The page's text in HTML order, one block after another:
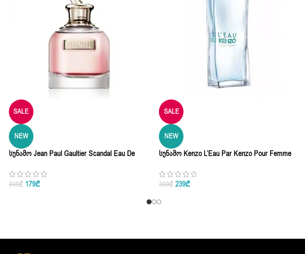
SALE
NEW
Სუნამო Jean Paul Gaultier Scandal Eau De
300₾ 179₾
SALE
NEW
Სუნამო Kenzo L’Eau Par Kenzo Pour Femme
300₾ 239₾